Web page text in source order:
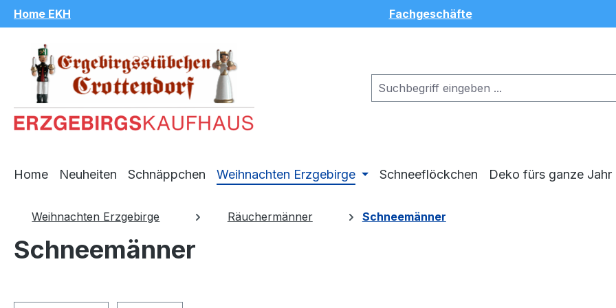
Hauptinhalt springen
Zur Suche springen
Zur Hauptnavigation springen
Home EKH Fachgeschäfte
Home Neuheiten Schnäppchen Weihnachten Erzgebirge Schneeflöckchen Deko fürs ganze Jahr
Weihnachten Erzgebirge Räuchermänner Schneemänner
Schneemänner